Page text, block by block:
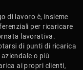
di lavoro è, insieme
per ricaricare
lavorativa.
di punti di ricarica
o più
ai propri clienti,